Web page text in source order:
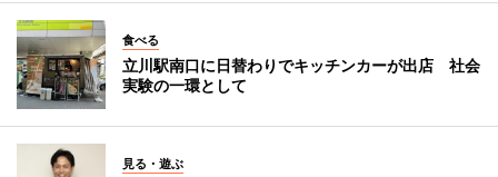
食べる
立川駅南口に日替わりでキッチンカーが出店 社会
実験の一環として
見る・遊ぶ